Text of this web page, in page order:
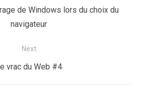
de Windows lors du choix du
navigateur
Next
vrac du Web #4